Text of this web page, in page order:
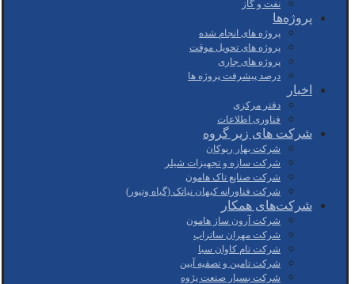
نفت و گاز
پروژه‌ها
پروژه های انجام شده
پروژه های تحویل موقت
پروژه های جاری
درصد پیشرفت پروژه ها
اخبار
دفتر مرکزی
فناوری اطلاعات
شرکت های زیر گروه
شرکت بهار ریوکان
شرکت سازه و تجهیزات شیلر
شرکت صنایع تاک هامون
شرکت فناورانه کیهان نیاتک (گیاه وتیور)
شرکت‌های همکار
شرکت آرون ساز هامون
شرکت مهران ساتراپ
شرکت تام کاوان سبا
شرکت تامین و تصفیه آبین
شرکت بسپار صنعت پژوه